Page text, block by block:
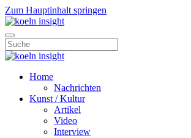
Zum Hauptinhalt springen
Home
Nachrichten
Kunst / Kultur
Artikel
Video
Interview